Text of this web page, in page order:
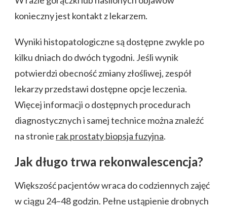
konieczny jest kontakt z lekarzem.
Wyniki histopatologiczne są dostępne zwykle po
kilku dniach do dwóch tygodni. Jeśli wynik
potwierdzi obecność zmiany złośliwej, zespół
lekarzy przedstawi dostępne opcje leczenia.
Więcej informacji o dostępnych procedurach
diagnostycznych i samej technice można znaleźć
na stronie rak prostaty biopsja fuzyjna.
Jak długo trwa rekonwalescencja?
Większość pacjentów wraca do codziennych zajęć
w ciągu 24–48 godzin. Pełne ustąpienie drobnych